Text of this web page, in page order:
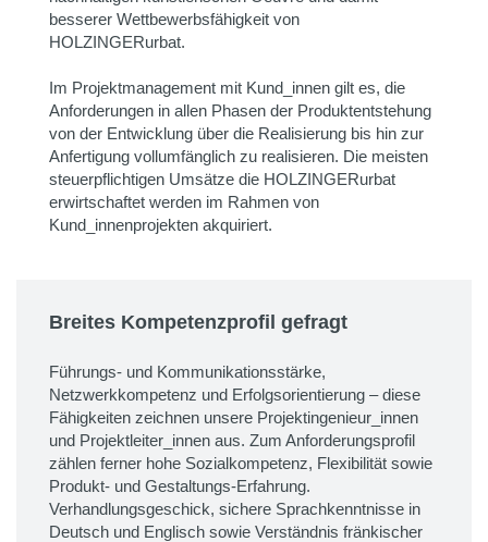
besserer Wettbewerbsfähigkeit von
HOLZINGERurbat.
Im Projektmanagement mit Kund_innen gilt es, die
Anforderungen in allen Phasen der Produktentstehung
von der Entwicklung über die Realisierung bis hin zur
Anfertigung vollumfänglich zu realisieren. Die meisten
steuerpflichtigen Umsätze die HOLZINGERurbat
erwirtschaftet werden im Rahmen von
Kund_innenprojekten akquiriert.
Breites Kompetenzprofil gefragt
Führungs- und Kommunikationsstärke,
Netzwerkkompetenz und Erfolgsorientierung – diese
Fähigkeiten zeichnen unsere Projektingenieur_innen
und Projektleiter_innen aus. Zum Anforderungsprofil
zählen ferner hohe Sozialkompetenz, Flexibilität sowie
Produkt- und Gestaltungs-Erfahrung.
Verhandlungsgeschick, sichere Sprachkenntnisse in
Deutsch und Englisch sowie Verständnis fränkischer